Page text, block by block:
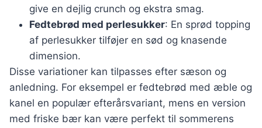
give en dejlig crunch og ekstra smag.
Fedtebrød med perlesukker: En sprød topping
af perlesukker tilføjer en sød og knasende
dimension.
Disse variationer kan tilpasses efter sæson og
anledning. For eksempel er fedtebrød med æble og
kanel en populær efterårsvariant, mens en version
med friske bær kan være perfekt til sommerens